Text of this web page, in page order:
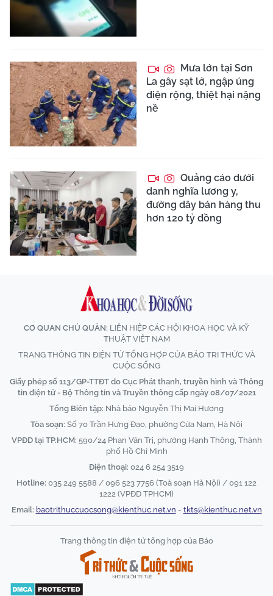
Mưa lớn tại Sơn
La gây sạt lở, ngập úng
diện rộng, thiệt hại nặng
nề
Quảng cáo dưới
danh nghĩa lương y,
đường dây bán hàng thu
hơn 120 tỷ đồng
CƠ QUAN CHỦ QUẢN: LIÊN HIỆP CÁC HỘI KHOA HỌC VÀ KỸ
THUẬT VIỆT NAM
TRANG THÔNG TIN ĐIỆN TỬ TỔNG HỢP CỦA BÁO TRI THỨC VÀ
CUỘC SỐNG
Giấy phép số 113/GP-TTĐT do Cục Phát thanh, truyền hình và Thông
tin điện tử - Bộ Thông tin và Truyền thông cấp ngày 08/07/2021
Tổng Biên tập: Nhà báo Nguyễn Thị Mai Hương
Tòa soạn: Số 70 Trần Hưng Đạo, phường Cửa Nam, Hà Nội
VPĐD tại TP.HCM: 590/24 Phan Văn Trị, phường Hạnh Thông, Thành
phố Hồ Chí Minh
Điện thoại: 024 6 254 3519
Hotline: 035 249 5588 / 096 523 7756 (Toà soạn Hà Nội) / 091 122
1222 (VPĐD TPHCM)
Email: baotrithuccuocsong@kienthuc.net.vn - tkts@kienthuc.net.vn
Trang thông tin điện tử tổng hợp của Báo